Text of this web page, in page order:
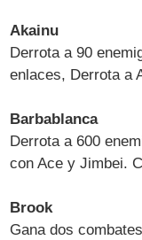
Akainu
Derrota a 90
enlaces, Derrota a
Barbablanca
Derrota a 600
con Ace y Jimbei.
Brook
Gana dos